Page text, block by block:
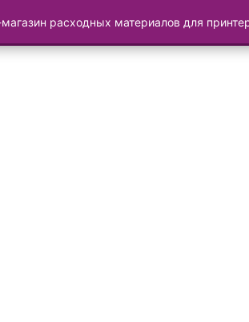
магазин расходных материалов для